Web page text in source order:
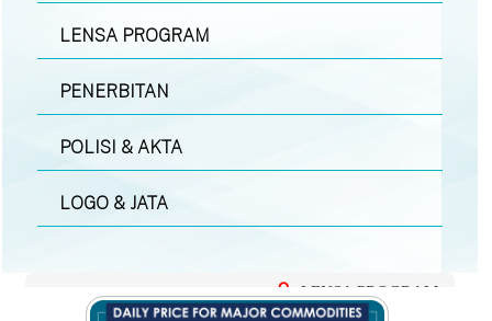
LENSA PROGRAM
PENERBITAN
POLISI & AKTA
LOGO & JATA
LENSA PROGRAM